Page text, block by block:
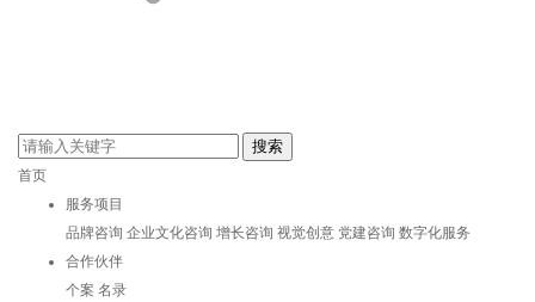
首页
服务项目
品牌咨询 企业文化咨询 增长咨询 视觉创意 党建咨询 数字化服务
合作伙伴
个案 名录